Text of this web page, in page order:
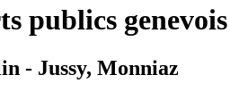
publics
- Jussy, Monniaz